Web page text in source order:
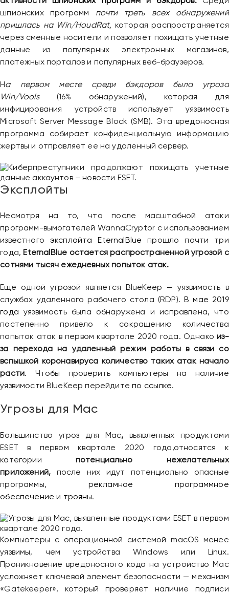
шпионских программ почти треть всех обнаружений
пришлась на Win/HoudRat, которая распространяется
через сменные носители и позволяет похищать учетные
данные из популярных электронных магазинов,
платежных порталов и популярных веб-браузеров.
На первом месте среди бэкдоров была угроза
Win/Vools(16% обнаружений), которая для
инфицирования устройств использует уязвимость
Microsoft Server Message Block (SMB). Эта вредоносная
программа собирает конфиденциальную информацию
жертвы и отправляет ее на удаленный сервер.
Эксплойты
Несмотря на то, что после масштабной атаки
программ-вымогателей WannaCryptor с использованием
известного эксплойта EternalBlue прошло почти три
года,EternalBlue остается распространенной угрозой с
сотнями тысяч ежедневных попыток атак.
Еще одной угрозой является BlueKeep — уязвимость в
службах удаленного рабочего стола (RDP).В мае 2019
года уязвимость была обнаружена и исправлена, что
постепенно привело к сокращению количества
попыток атак в первом квартале 2020 года. Однакоиз-
за перехода на удаленный режим работы в связи со
вспышкой коронавируса количество таких атак начало
расти. Чтобы проверить компьютеры на наличие
уязвимости BlueKeep перейдитепо ссылке.
Угрозы для Мac
Большинство угроз для Mac,выявленных продуктами
ESET в первом квартале 2020 года,относятся к
категории потенциально нежелательных
приложений, после них идут потенциально опасные
программы, рекламное программное
обеспечение и трояны.
Компьютеры с операционной системой macOS менее
уязвимы, чем устройства Windows или Linux.
Проникновение вредоносного кода на устройство Mac
усложняет ключевой элемент безопасности — механизм
«Gatekeeper», который проверяет наличие подписи